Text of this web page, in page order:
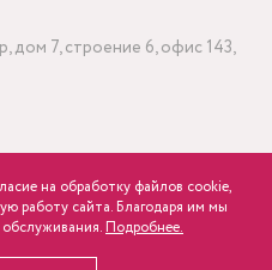
заказ ткани от 3 метров
дом 7, строение 6, офис 143,
НА НОВОСТИ
на обработку файлов cookie,
работу сайта. Благодаря им мы
Подробнее.